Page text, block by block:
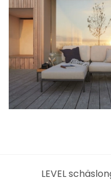
LEVEL